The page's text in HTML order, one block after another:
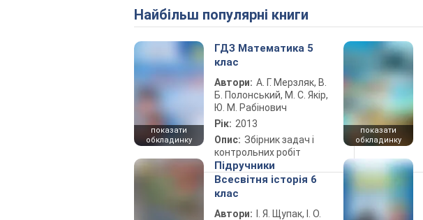
Найбільш популярні книги
показати
обкладинку
ГДЗ Математика 5
клас
Автори: А. Г. Мерзляк, В.
Б. Полонський, М. С. Якір,
Ю. М. Рабінович
Рік: 2013
Опис: Збірник задач і
контрольних робіт
показати
обкладинку
Підручники
Всесвітня історія 6
клас
Автори:
І. Я. Щупак, І. О.